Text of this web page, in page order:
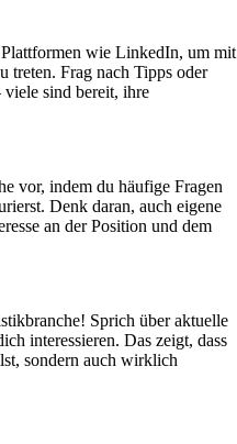
wie LinkedIn, um mit
treten. Frag nach Tipps oder
viele sind bereit, ihre
vor, indem du häufige Fragen
Denk daran, auch eigene
an der Position und dem
Sprich über aktuelle
interessieren. Das zeigt, dass
sondern auch wirklich